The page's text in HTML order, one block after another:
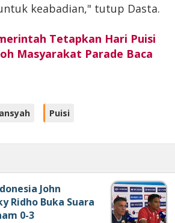
keabadian," tutup Dasta.
Tetapkan Hari Puisi
Masyarakat Parade Baca
Puisi
John
Ridho Buka Suara
0-3